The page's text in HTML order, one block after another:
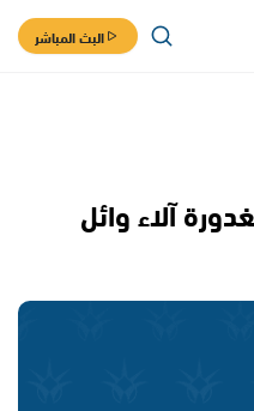
البث المباشر
آلاء وائل